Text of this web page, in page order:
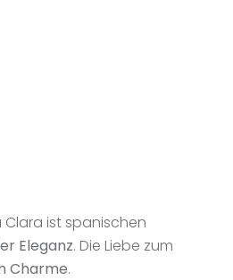
Clara ist spanischen
Eleganz. Die Liebe zum
Charme.